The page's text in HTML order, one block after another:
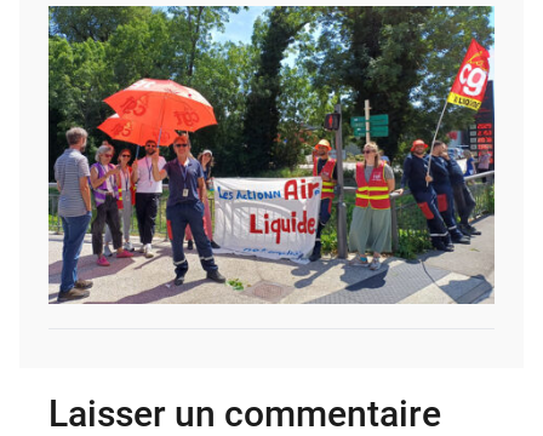
Laisser un commentaire